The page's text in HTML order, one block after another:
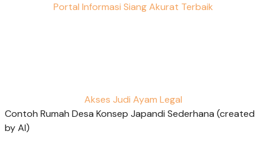
Portal Informasi Siang Akurat Terbaik
Akses Judi Ayam Legal
Contoh Rumah Desa Konsep Japandi Sederhana (created
by AI)